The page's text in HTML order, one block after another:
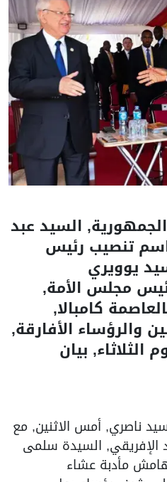
السيد عبد
تنصيب رئيس
يوويري
مجلس الأمة,
كامبالا,
والرؤساء الأفارقة,
بيان
ناصري, أمس الاثنين, مع
الإفريقي, السيدة سلمى
مأدبة عشاء